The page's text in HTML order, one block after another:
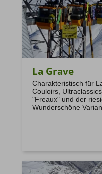
https://
La Grave
Charakteristisch für
Couloirs,
"Freaux" und der
Wunderschöne